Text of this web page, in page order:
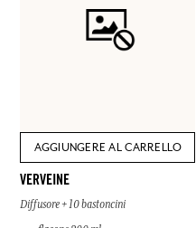
AGGIUNGERE AL CARRELLO
VERVEINE
Diffusore + 10 bastoncini